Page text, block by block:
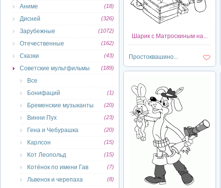
Аниме
(18)
Дисней (326)
Зарубежные (1072)
Отечественные (162)
Сказки (43)
Советские мультфильмы (189)
Все
Бонифаций
(1)
Бременские музыканты (20)
Винни Пух (23)
Гена и Чебурашка (20)
Карлсон (15)
Кот Леопольд (15)
Котёнок по имени Гав (7)
Львенок и черепаха (8)
Шарик с Матроскиным на...
Простоквашино...